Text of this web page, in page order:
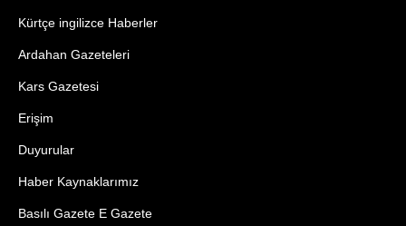
Kürtçe ingilizce Haberler
Ardahan Gazeteleri
Kars Gazetesi
Erişim
Duyurular
Haber Kaynaklarımız
Basılı Gazete E Gazete